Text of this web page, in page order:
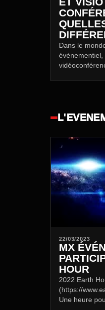
Dans le
événementiel,
22/03/2023
MX
HOUR
2022 Earth
(https://
Une heure